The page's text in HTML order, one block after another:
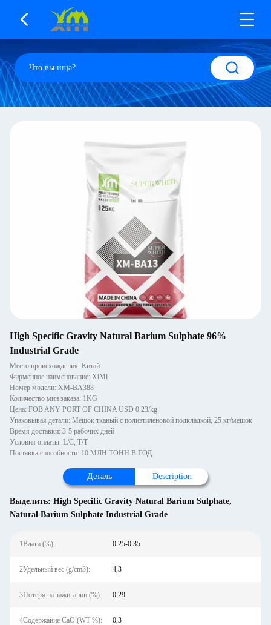
High Specific Gravity Natural Barium Sulphate 96%
Industrial Grade
Место происхождения: Китай
Фирменное наименование: XiMi
Номер модели: XM-BA388
Количество мин заказа: 1KG
Цена: FOB ANY PORT OF CHINA USD 0.23/kg
Упаковывая детали: Мешок тканый с полиэтиленовой подкладкой, 25 кг/мешок
Время доставки: 3-5 рабочих дней
Условия оплаты: L/C, T/T
Поставка способности: 10 МЛН ТОНН В ГОД
Деталь Description
Выделить: High Specific Gravity Natural Barium Sulphate,
Natural Barium Sulphate Industrial Grade
1Влага (%): 0.25-0.35
2Удельный вес (g/cm3): 4,3
3Потеря на зажигании (%): 0,29
4Содержание CaO (WT %): 0,3